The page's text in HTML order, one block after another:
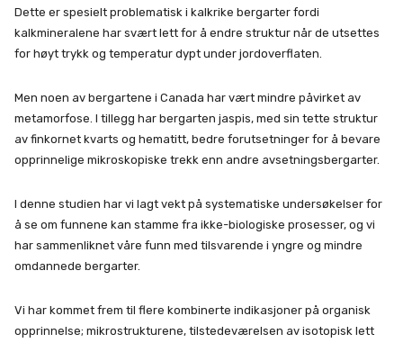
Dette er spesielt problematisk i kalkrike bergarter fordi
kalkmineralene har svært lett for å endre struktur når de utsettes
for høyt trykk og temperatur dypt under jordoverflaten.
Men noen av bergartene i Canada har vært mindre påvirket av
metamorfose. I tillegg har bergarten jaspis, med sin tette struktur
av finkornet kvarts og hematitt, bedre forutsetninger for å bevare
opprinnelige mikroskopiske trekk enn andre avsetningsbergarter.
I denne studien har vi lagt vekt på systematiske undersøkelser for
å se om funnene kan stamme fra ikke-biologiske prosesser, og vi
har sammenliknet våre funn med tilsvarende i yngre og mindre
omdannede bergarter.
Vi har kommet frem til flere kombinerte indikasjoner på organisk
opprinnelse; mikrostrukturene, tilstedeværelsen av isotopisk lett